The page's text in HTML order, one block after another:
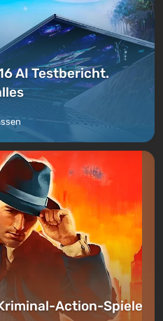
AI Testbericht.
Action-Spiele